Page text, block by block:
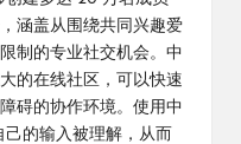
涵盖从围绕共同兴趣爱
制的专业社交机会。中
的在线社区，可以快速
碍的协作环境。使用中
的输入被理解，从而